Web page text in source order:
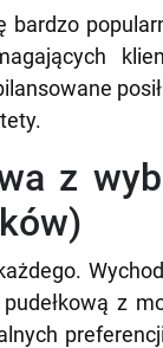
bardzo
z
z